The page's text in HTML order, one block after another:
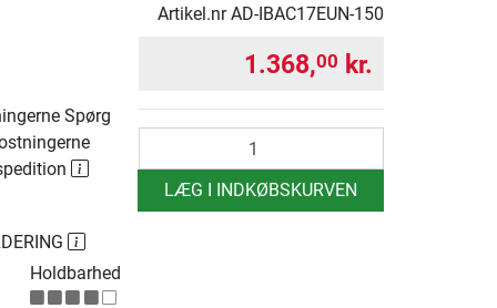
Artikel.nrAD-IBAC17EUN-150
Spørg
1.368,00 kr.
LÆG I INDKØBSKURVEN
Holdbarhed